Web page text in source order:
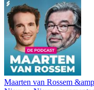
Maarten van Rossem